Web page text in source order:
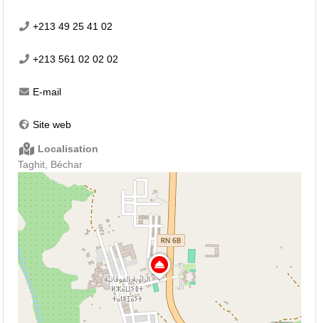
+213 49 25 41 02
+213 561 02 02 02
E-mail
Site web
Localisation
Taghit, Béchar